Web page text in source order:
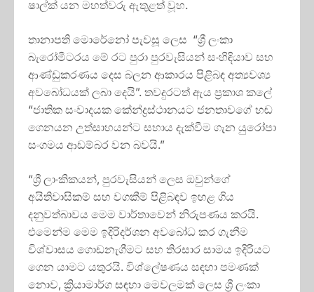
ෂාල්ක් යන මහත්වරු ඇතුළත් වූහ.
තානාපති මොරේනෝ පැවසූ ලෙස “ශ්‍රී ලංකා
බැරෝමීටරය මේ රට පුරා පුරවැසියන් සංහිඳියාව සහ
ආණ්ඩුකරණය දෙස බලන ආකාරය පිළිබඳ අත්‍යවශ්‍ය
අවබෝධයක් ලබා දෙයි”. තවදුරටත් ඇය ප්‍රකාශ කලේ
“ජාතික සංවාදයක කේන්ද්‍රස්ථානයට ජනතාවගේ හඬ
ගෙනයන උත්සාහයන්ට සහාය දැක්වීම ගැන යුරෝපා
සංගමය ආඩම්බර වන බවයි.”
“ශ්‍රී ලාංකිකයන්, පුරවැසියන් ලෙස ඔවුන්ගේ
අයිතිවාසිකම් සහ වගකීම් පිළිබඳව ඉහළ ගිය
දනුවත්බාවය මෙම වාර්තාවෙන් නිරුපණය කරයි.
එමෙන්ම මෙම ඉදිරිදර්ශන අවබෝධ කර ගැනීම
විශ්වාසය ගොඩනැගීමට සහ තිරසාර සාමය ඉදිරියට
ගෙන යාමට යතුරයි. විශ්ලේෂණය සඳහා පමණක්
නොව, ක්‍රියාමාර්ග සඳහා මෙවලමක් ලෙස ශ්‍රී ලංකා